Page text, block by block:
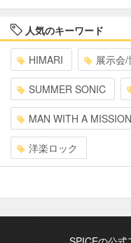
人気のキーワード
HIMARI 展示会
SUMMER SONIC
MAN WITH A MISSION
洋楽ロック